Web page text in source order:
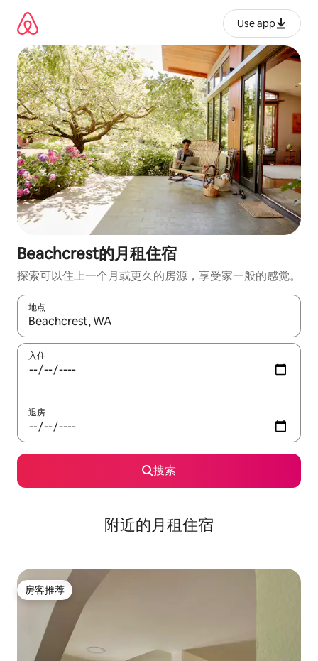
Use app
Beachcrest的月租住宿
探索可以住上一个月或更久的房源，享受家一般的感觉。
地点
如有搜索结果，请使用上下方向键查看，或通过点击或滑动手势
入住
退房
搜索
附近的月租住宿
房客推荐
房客推荐